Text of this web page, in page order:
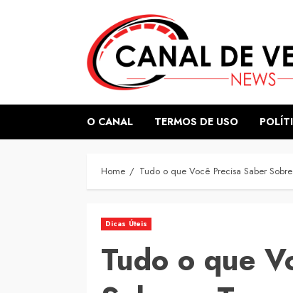
O CANAL TERMOS DE USO
Home Tudo o que Você Precisa Saber
Dicas Úteis
Tudo o que